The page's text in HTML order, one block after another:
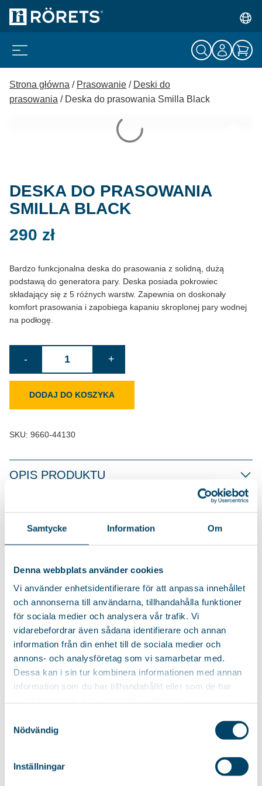
Samtycke Information Om
Denna webbplats använder cookies
Vi använder enhetsidentifierare för att anpassa innehållet
och annonserna till användarna, tillhandahålla funktioner
för sociala medier och analysera vår trafik. Vi
vidarebefordrar även sådana identifierare och annan
information från din enhet till de sociala medier och
annons- och analysföretag som vi samarbetar med.
Dessa kan i sin tur kombinera informationen med annan
information som du har tillhandahållit eller som de har
Nödvändig
Inställningar
Strona główna / Prasowanie / Deski do
prasowania / Deska do prasowania Smilla Black
DESKA DO PRASOWANIA
SMILLA BLACK
290 zł
Bardzo funkcjonalna deska do prasowania z solidną, dużą
podstawą do generatora pary. Deska posiada pokrowiec
składający się z 5 różnych warstw. Zapewnia on doskonały
komfort prasowania i zapobiega kapaniu skroplonej pary wodnej
na podłogę.
-
do
prasowania
Smilla
+
DODAJ DO KOSZYKA
SKU: 9660-44130
OPIS PRODUKTU
DESKA DO
Kompaktowa i praktyczna
deska do prasowania do
DESKA DO
PRASOWANIA
EXCLUSIVE CHROME
Klasyczna i wygodna deska
do prasowania z blatem o...
180zł
Stabilna deska z blatem o
PRASOWANIA NOVEL